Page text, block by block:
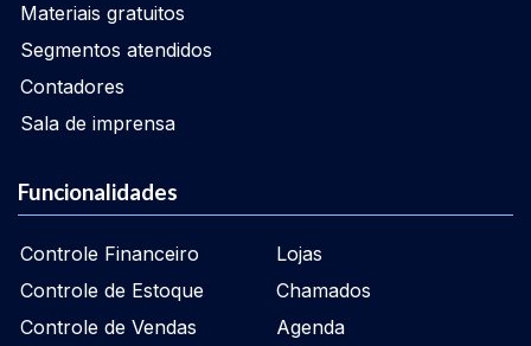
Materiais gratuitos
Segmentos atendidos
Contadores
Sala de imprensa
Funcionalidades
Controle Financeiro
Controle de Estoque
Controle de Vendas
Lojas
Chamados
Agenda